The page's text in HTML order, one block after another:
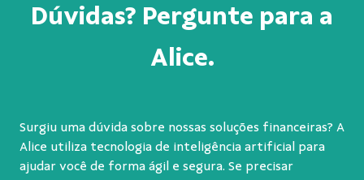
Dúvidas? Pergunte para a
Alice.
Surgiu uma dúvida sobre nossas soluções financeiras? A
Alice utiliza tecnologia de inteligência artificial para
ajudar você de forma ágil e segura. Se precisar